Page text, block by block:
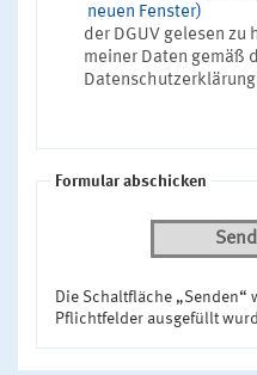
neuen Fenster)
der DGUV gelesen zu
meiner Daten gemäß
Formular abschicken
Die Schaltfläche
Pflichtfelder ausgefüllt